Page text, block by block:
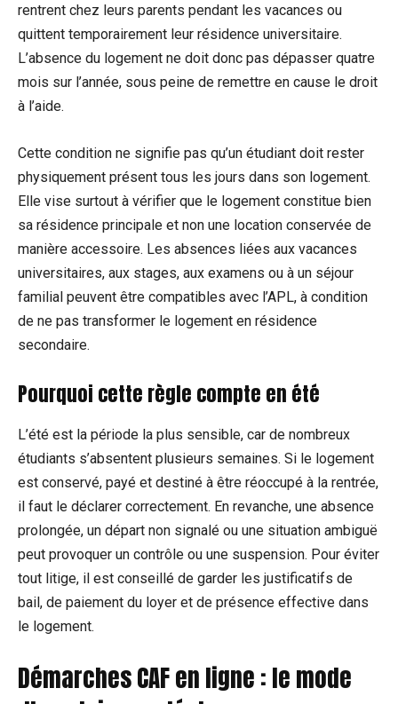
rentrent chez leurs parents pendant les vacances ou
quittent temporairement leur résidence universitaire.
L’absence du logement ne doit donc pas dépasser quatre
mois sur l’année, sous peine de remettre en cause le droit
à l’aide.
Cette condition ne signifie pas qu’un étudiant doit rester
physiquement présent tous les jours dans son logement.
Elle vise surtout à vérifier que le logement constitue bien
sa résidence principale et non une location conservée de
manière accessoire. Les absences liées aux vacances
universitaires, aux stages, aux examens ou à un séjour
familial peuvent être compatibles avec l’APL, à condition
de ne pas transformer le logement en résidence
secondaire.
Pourquoi cette règle compte en été
L’été est la période la plus sensible, car de nombreux
étudiants s’absentent plusieurs semaines. Si le logement
est conservé, payé et destiné à être réoccupé à la rentrée,
il faut le déclarer correctement. En revanche, une absence
prolongée, un départ non signalé ou une situation ambiguë
peut provoquer un contrôle ou une suspension. Pour éviter
tout litige, il est conseillé de garder les justificatifs de
bail, de paiement du loyer et de présence effective dans
le logement.
Démarches CAF en ligne : le mode